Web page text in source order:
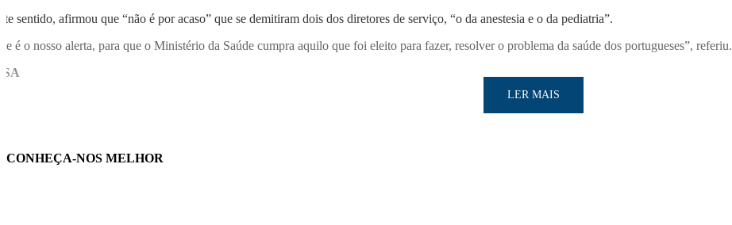
sentido, afirmou que “não é por acaso” que se demitiram dois dos diretores de serviço, “o da anestesia e o da pediatria”.
é o nosso alerta, para que o Ministério da Saúde cumpra aquilo que foi eleito para fazer, resolver o problema da saúde dos portugueses”, referiu.
LER MAIS
CONHEÇA-NOS MELHOR